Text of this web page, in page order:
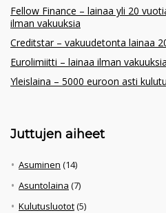
Fellow Finance – lainaa yli 20
ilman vakuuksia
Creditstar – vakuudetonta lainaa
Eurolimiitti – lainaa ilman
Yleislaina – 5000 euroon asti
Juttujen aiheet
Asuminen (14)
Asuntolaina (7)
Kulutusluotot(5)